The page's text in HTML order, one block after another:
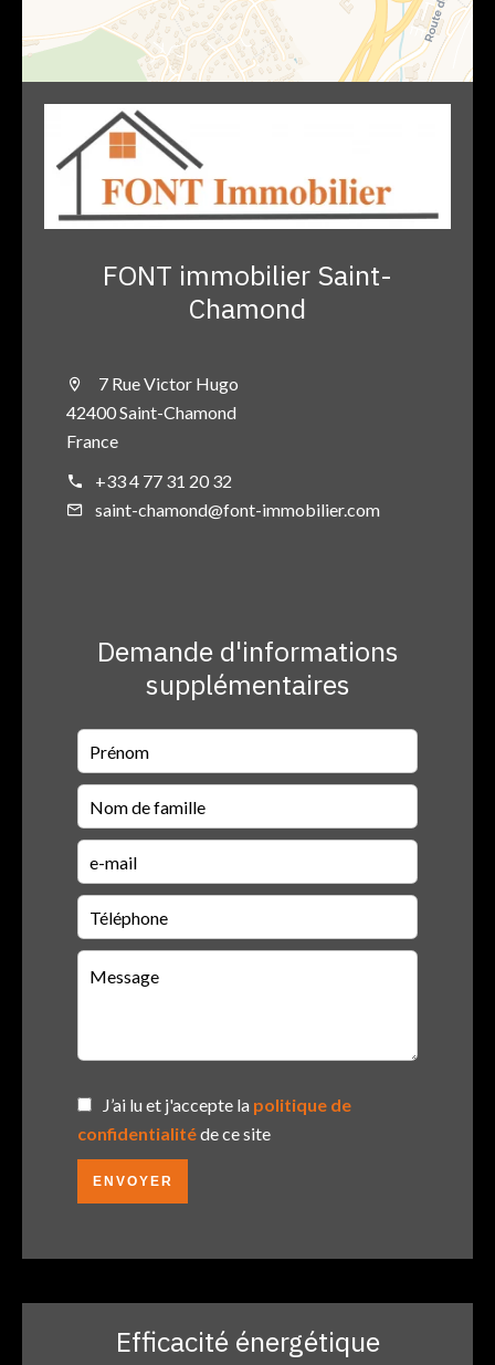
FONT immobilier Saint-
Chamond
7 Rue Victor Hugo
42400 Saint-Chamond
France
+33 4 77 31 20 32
saint-chamond@font-immobilier.com
Demande d'informations
supplémentaires
J’ai lu et j'accepte la politique de
confidentialitéde ce site
ENVOYER
Efficacité énergétique